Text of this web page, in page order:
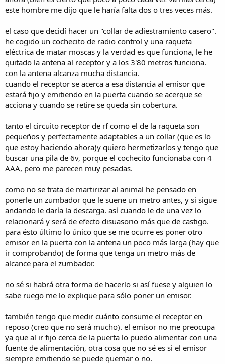
este hombre me dijo que le haría falta dos o tres veces más.
el caso que decidí hacer un "collar de adiestramiento casero".
he cogido un cochecito de radio control y una raqueta
eléctrica de matar moscas y la verdad es que funciona, le he
quitado la antena al receptor y a los 3'80 metros funciona.
con la antena alcanza mucha distancia.
cuando el receptor se acerca a esa distancia al emisor que
estará fijo y emitiendo en la puerta cuando se acerque se
acciona y cuando se retire se queda sin cobertura.
tanto el circuito receptor de rf como el de la raqueta son
pequeños y perfectamente adaptables a un collar (que es lo
que estoy haciendo ahora)y quiero hermetizarlos y tengo que
buscar una pila de 6v, porque el cochecito funcionaba con 4
AAA, pero me parecen muy pesadas.
como no se trata de martirizar al animal he pensado en
ponerle un zumbador que le suene un metro antes, y si sigue
andando le daría la descarga. así cuando le de una vez lo
relacionará y será de efecto disuasorio más que de castigo.
para ésto último lo único que se me ocurre es poner otro
emisor en la puerta con la antena un poco más larga (hay que
ir comprobando) de forma que tenga un metro más de
alcance para el zumbador.
no sé si habrá otra forma de hacerlo si así fuese y alguien lo
sabe ruego me lo explique para sólo poner un emisor.
también tengo que medir cuánto consume el receptor en
reposo (creo que no será mucho). el emisor no me preocupa
ya que al ir fijo cerca de la puerta lo puedo alimentar con una
fuente de alimentación, otra cosa que no sé es si el emisor
siempre emitiendo se puede quemar o no.